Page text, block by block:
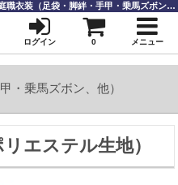
・乗馬ズボン、他）
エステル生地）
風格 乗馬ズボン（ポリエステル生地） ｜ 庭職衣装（足袋・脚絆・手甲・乗馬ズボン、他） ｜庭師道具なら【KYOUENstoe】庭師道具・造園資材の販売と通販
ログイン 0 メニュー